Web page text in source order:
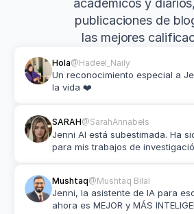
académicos y
publicaciones de
las mejores
Hola@Hadeel_Naily
Un reconocimiento especial a
la vida ❤️
SARAH@SarahAnnabels
Jenni AI está subestimada. Ha
para mis trabajos de
Mushtaq@Mushtaq Bilal
Jenni, la asistente de IA para
ahora es MEJOR y MÁS